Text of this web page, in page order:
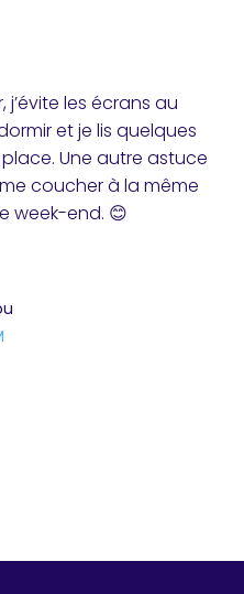
les écrans au
et je lis quelques
Une autre astuce
coucher à la même
week-end. 😊